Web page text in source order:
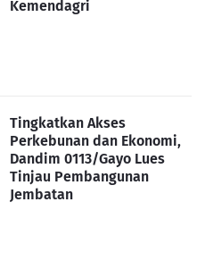
Kemendagri
Tingkatkan Akses
Perkebunan dan Ekonomi,
Dandim 0113/Gayo Lues
Tinjau Pembangunan
Jembatan